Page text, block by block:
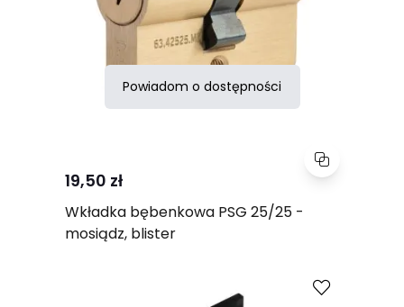
Powiadom o dostępności
19,50 zł
Wkładka bębenkowa PSG 25/25 -
mosiądz, blister